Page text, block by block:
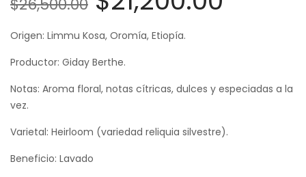
$26,500.00
precio
original
era:
$26,500.00.
es:
Origen: Limmu Kosa, Oromía, Etiopía.
Productor: Giday Berthe.
Notas: Aroma floral, notas cítricas, dulces y especiadas a la
vez.
Varietal: Heirloom (variedad reliquia silvestre).
Beneficio: Lavado